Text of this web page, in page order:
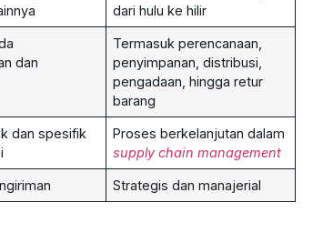
dari hulu ke hilir
dan
Termasuk perencanaan,
penyimpanan, distribusi,
pengadaan, hingga retur
barang
dan spesifik
Proses berkelanjutan dalam
supply chain management
Strategis dan manajerial